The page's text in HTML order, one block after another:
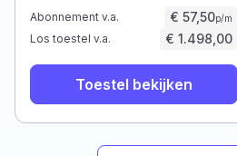
Abonnement v.a. € 57,50p/m
Los toestel v.a. € 1.498,00
Toestel bekijken